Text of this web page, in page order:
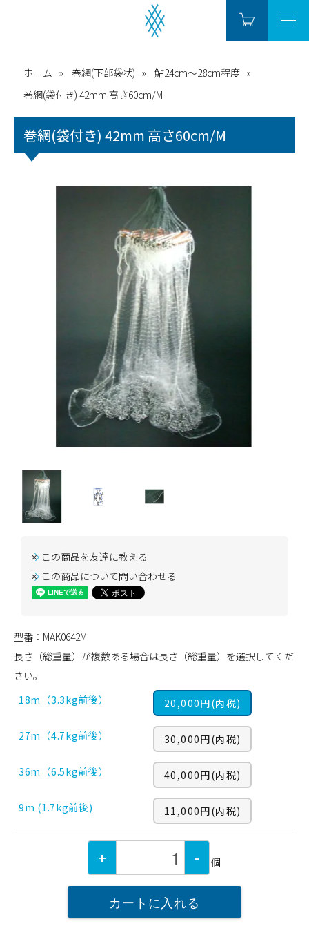
ホーム 巻網(下部袋状)
鮎24cm～28cm程度
巻網(袋付き) 42mm 高さ60cm/M
巻網(袋付き) 42mm 高さ60cm/M
この商品を友達に教える
この商品について問い合わせる
型番：MAK0642M
長さ（総重量）が複数ある場合は長さ（総重量）を選択してくだ
さい。
18m（3.3kg前後）
20,000円(内税)
27m（4.7kg前後） 30,000円(内税)
36m（6.5kg前後） 40,000円(内税)
9m (1.7kg前後) 11,000円(内税)
+ - 個
カートに入れる